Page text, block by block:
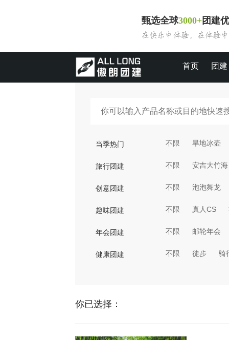
甄选全球3000+团建
首页 团建
当季热门 不限 旱地冰壶
旅行团建 不限 安吉大竹海
创意团建 不限 泡泡舞龙
趣味团建 不限 真人CS
年会团建 不限 邮轮年会
健康团建 不限 徒步 骑
你已选择：